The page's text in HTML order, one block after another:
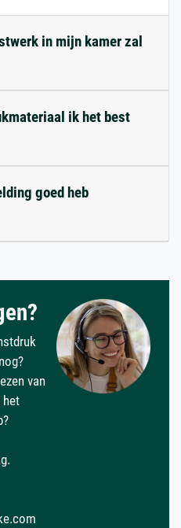
in mijn kamer zal
ik het best
goed heb
van
het